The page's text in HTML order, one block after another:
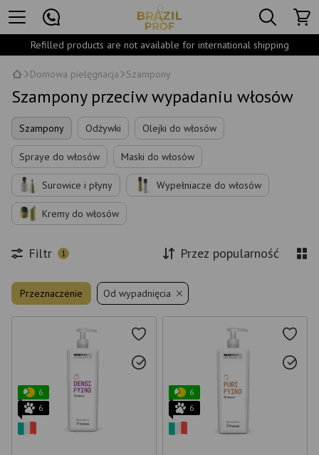
Refilled products are not available for international shipping
Domowa pielęgnacja Szampony
Szampony przeciw wypadaniu włosów
Szampony Odżywki Olejki do włosów
Spraye do włosów Maski do włosów
Surowice i płyny Wypełniacze do włosów
Kremy do włosów
Filtr 1 Przez popularność
Przeznaczenie Od wypadnięcia
6
6
6
6